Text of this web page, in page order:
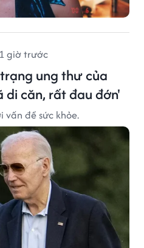
1 giờ trước
ung thư của
di căn, rất đau đớn'
vấn đề sức khỏe.